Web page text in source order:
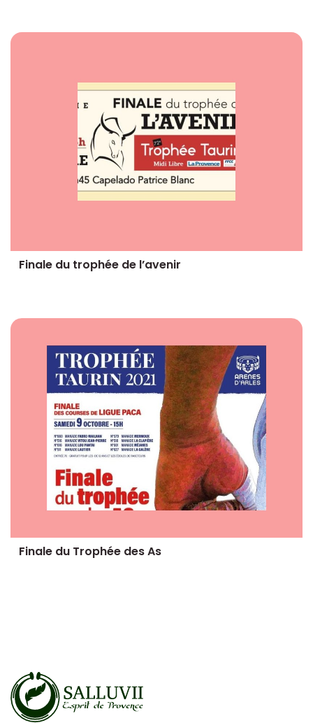
Finale du trophée de l’avenir
Finale du Trophée des As